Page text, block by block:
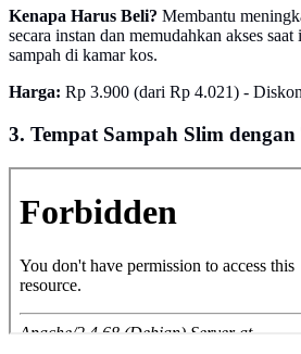
Kenapa Harus Beli? Membantu
secara instan dan memudahkan akses
sampah di kamar kos.
Harga: Rp 3.900 (dari Rp 4.021) -
3. Tempat Sampah Slim